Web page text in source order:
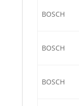
BOSCH
BOSCH
BOSCH